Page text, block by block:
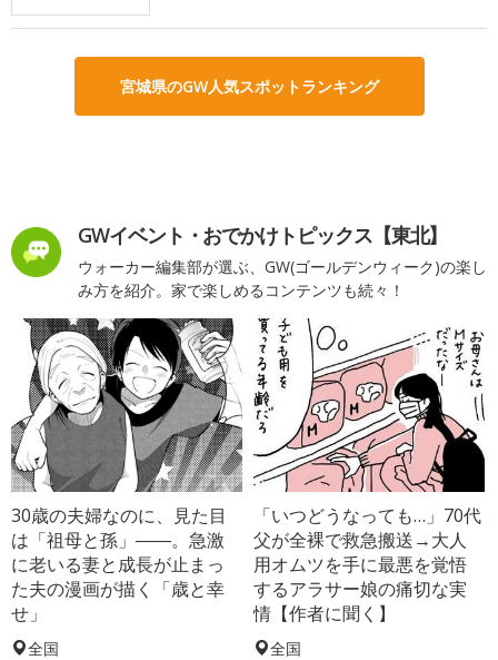
宮城県のGW人気スポットランキング
GWイベント・おでかけトピックス【東北】
ウォーカー編集部が選ぶ、GW(ゴールデンウィーク)の楽し
み方を紹介。家で楽しめるコンテンツも続々！
30歳の夫婦なのに、見た目
は「祖母と孫」――。急激
に老いる妻と成長が止まっ
た夫の漫画が描く「歳と幸
せ」
全国
「いつどうなっても…」70代
父が全裸で救急搬送→大人
用オムツを手に最悪を覚悟
するアラサー娘の痛切な実
情【作者に聞く】
全国